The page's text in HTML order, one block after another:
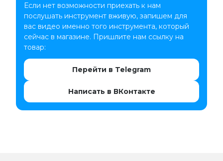
Если нет возможности приехать к нам
послушать инструмент вживую, запишем для
вас видео именно того инструмента, который
сейчас в магазине. Пришлите нам ссылку на
товар:
Перейти в Telegram
Написать в ВКонтакте